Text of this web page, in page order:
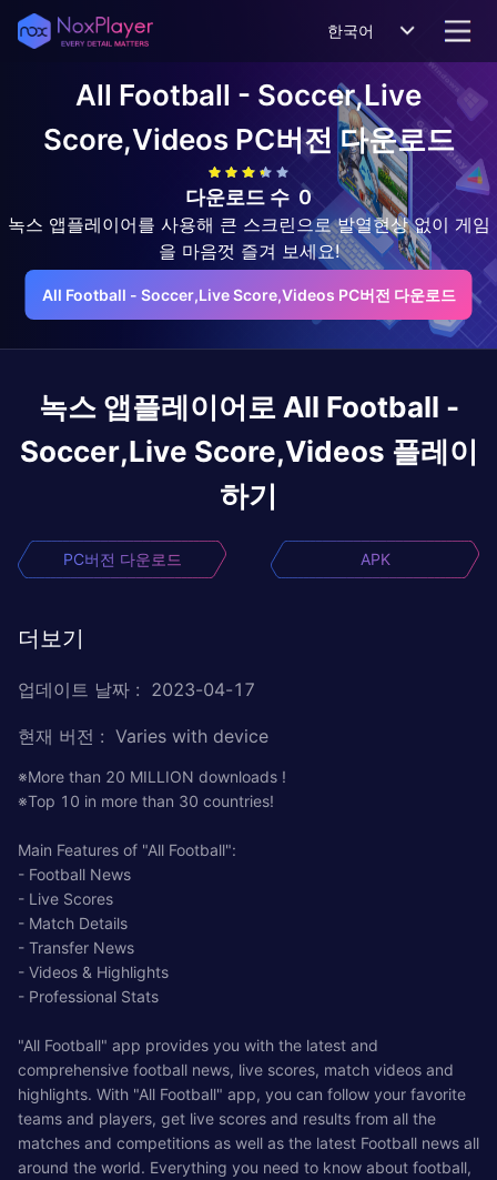
한국어
All Football - Soccer,Live
Score,VideosPC버전 다운로드
다운로드 수 0
녹스 앱플레이어를 사용해 큰 스크린으로 발열현상 없이 게임
을 마음껏 즐겨 보세요!
All Football - Soccer,Live Score,Videos PC버전 다운로드
녹스 앱플레이어로 All Football -
Soccer,Live Score,Videos 플레이
하기
PC버전 다운로드 APK
더보기
업데이트 날짜 : 2023-04-17
현재 버전 : Varies with device
※More than 20 MILLION downloads !
※Top 10 in more than 30 countries!
Main Features of "All Football":
- Football News
- Live Scores
- Match Details
- Transfer News
- Videos & Highlights
- Professional Stats
"All Football" app provides you with the latest and
comprehensive football news, live scores, match videos and
highlights. With "All Football" app, you can follow your favorite
teams and players, get live scores and results from all the
matches and competitions as well as the latest Football news all
around the world. Everything you need to know about football,